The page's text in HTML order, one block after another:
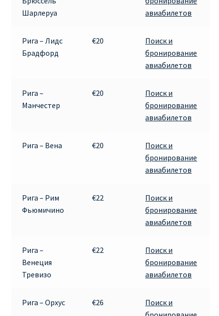
Шарлеруа
авиабилетов
Рига – Лидс
Брадфорд
€20
Поиск и
бронирование
авиабилетов
Рига –
Манчестер
€20
Поиск и
бронирование
авиабилетов
Рига – Вена €20
Поиск и
бронирование
авиабилетов
Рига – Рим
Фьюмичино
€22
Поиск и
бронирование
авиабилетов
Рига –
Венеция
Тревизо
€22
Поиск и
бронирование
авиабилетов
Рига – Орхус €26
Поиск и